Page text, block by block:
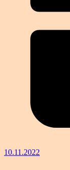
10.11.2022